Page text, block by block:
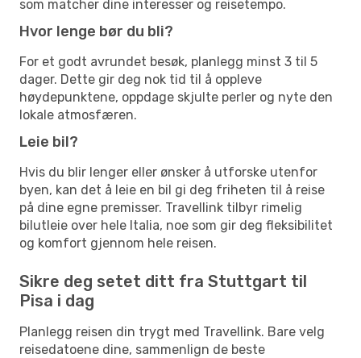
som matcher dine interesser og reisetempo.
Hvor lenge bør du bli?
For et godt avrundet besøk, planlegg minst 3 til 5
dager. Dette gir deg nok tid til å oppleve
høydepunktene, oppdage skjulte perler og nyte den
lokale atmosfæren.
Leie bil?
Hvis du blir lenger eller ønsker å utforske utenfor
byen, kan det å leie en bil gi deg friheten til å reise
på dine egne premisser. Travellink tilbyr rimelig
bilutleie over hele Italia, noe som gir deg fleksibilitet
og komfort gjennom hele reisen.
Sikre deg setet ditt fra Stuttgart til
Pisa i dag
Planlegg reisen din trygt med Travellink. Bare velg
reisedatoene dine, sammenlign de beste